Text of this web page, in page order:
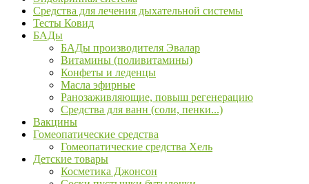
Средства для лечения дыхательной системы
Тесты Ковид
БАДы
БАДы производителя Эвалар
Витамины (поливитамины)
Конфеты и леденцы
Масла эфирные
Ранозаживляющие, повыш регенерацию
Средства для ванн (соли, пенки...)
Вакцины
Гомеопатические средства
Гомеопатические средства Хель
Детские товары
Косметика Джонсон